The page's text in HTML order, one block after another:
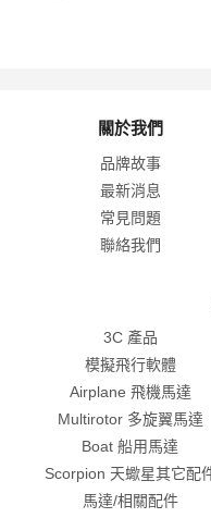
關於我們
品牌故事
最新消息
常見問題
聯絡我們
3C 產品
模擬飛行軟體
Airplane 飛機馬達
Multirotor 多旋翼馬達
Boat 船用馬達
Scorpion 天蠍星其它配
馬達/相關配件